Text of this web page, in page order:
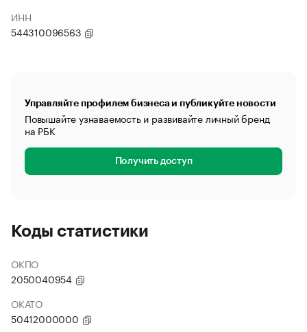
ИНН
544310096563
Управляйте профилем бизнеса и публикуйте новости
Повышайте узнаваемость и развивайте личный бренд
на РБК
Получить доступ
Коды статистики
ОКПО
2050040954
ОКАТО
50412000000